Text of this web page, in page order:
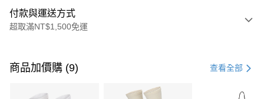
付款與運送方式
超取滿NT$1,500免運
信用卡一次付款
商品加價購 (9) 查看全部